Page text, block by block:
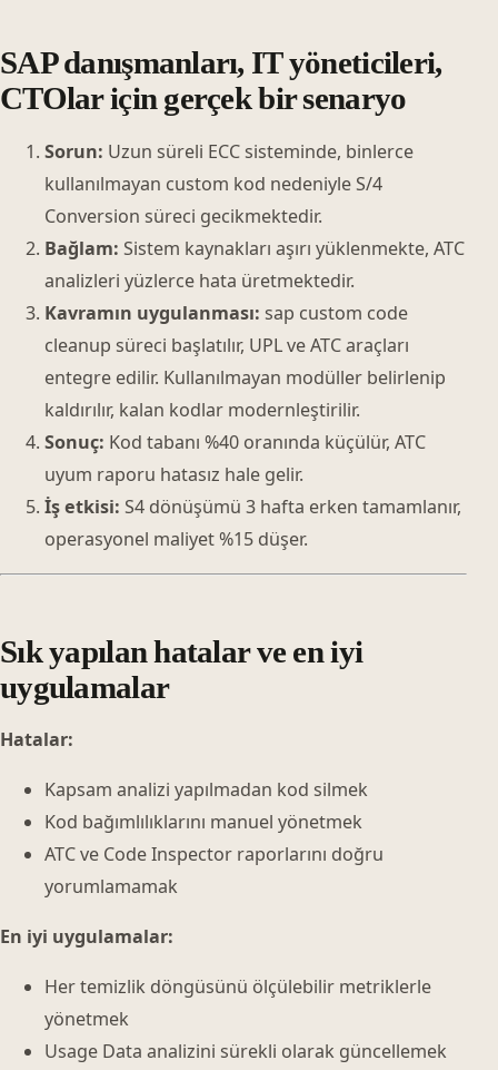
SAP danışmanları, IT yöneticileri,
CTOlar için gerçek bir senaryo
Sorun: Uzun süreli ECC sisteminde, binlerce
kullanılmayan custom kod nedeniyle S/4
Conversion süreci gecikmektedir.
Bağlam: Sistem kaynakları aşırı yüklenmekte, ATC
analizleri yüzlerce hata üretmektedir.
Kavramın uygulanması: sap custom code
cleanup süreci başlatılır, UPL ve ATC araçları
entegre edilir. Kullanılmayan modüller belirlenip
kaldırılır, kalan kodlar modernleştirilir.
Sonuç: Kod tabanı %40 oranında küçülür, ATC
uyum raporu hatasız hale gelir.
İş etkisi: S4 dönüşümü 3 hafta erken tamamlanır,
operasyonel maliyet %15 düşer.
Sık yapılan hatalar ve en iyi
uygulamalar
Hatalar:
Kapsam analizi yapılmadan kod silmek
Kod bağımlılıklarını manuel yönetmek
ATC ve Code Inspector raporlarını doğru
yorumlamamak
En iyi uygulamalar:
Her temizlik döngüsünü ölçülebilir metriklerle
yönetmek
Usage Data analizini sürekli olarak güncellemek